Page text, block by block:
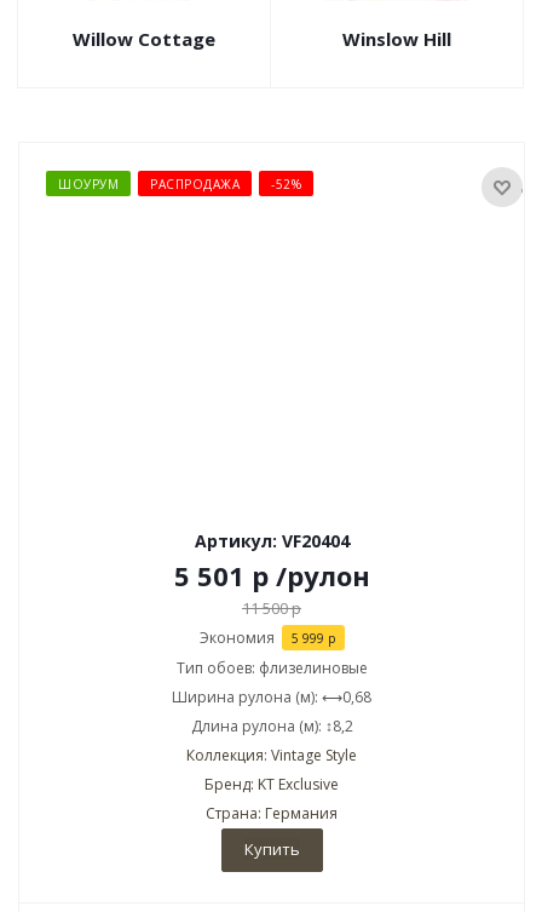
Willow Cottage Winslow Hill
ШОУРУМ РАСПРОДАЖА -52%
Артикул: VF20404
5 501 р /рулон
11 500р
Экономия 5 999 р
Тип обоев: флизелиновые
Ширина рулона (м): ⟷0,68
Длина рулона (м): ↕8,2
Коллекция: Vintage Style
Бренд: KT Exclusive
Страна: Германия
Купить